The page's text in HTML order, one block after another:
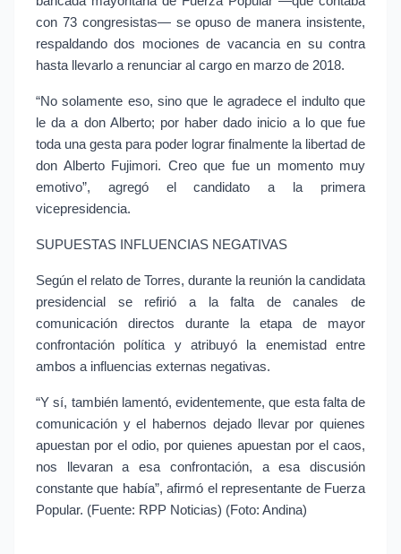
con 73 congresistas— se opuso de manera insistente,
respaldando dos mociones de vacancia en su contra
hasta llevarlo a renunciar al cargo en marzo de 2018.
“No solamente eso, sino que le agradece el indulto que
le da a don Alberto; por haber dado inicio a lo que fue
toda una gesta para poder lograr finalmente la libertad de
don Alberto Fujimori. Creo que fue un momento muy
emotivo”, agregó el candidato a la primera
vicepresidencia.
SUPUESTAS INFLUENCIAS NEGATIVAS
Según el relato de Torres, durante la reunión la candidata
presidencial se refirió a la falta de canales de
comunicación directos durante la etapa de mayor
confrontación política y atribuyó la enemistad entre
ambos a influencias externas negativas.
“Y sí, también lamentó, evidentemente, que esta falta de
comunicación y el habernos dejado llevar por quienes
apuestan por el odio, por quienes apuestan por el caos,
nos llevaran a esa confrontación, a esa discusión
constante que había”, afirmó el representante de Fuerza
Popular. (Fuente: RPP Noticias) (Foto: Andina)